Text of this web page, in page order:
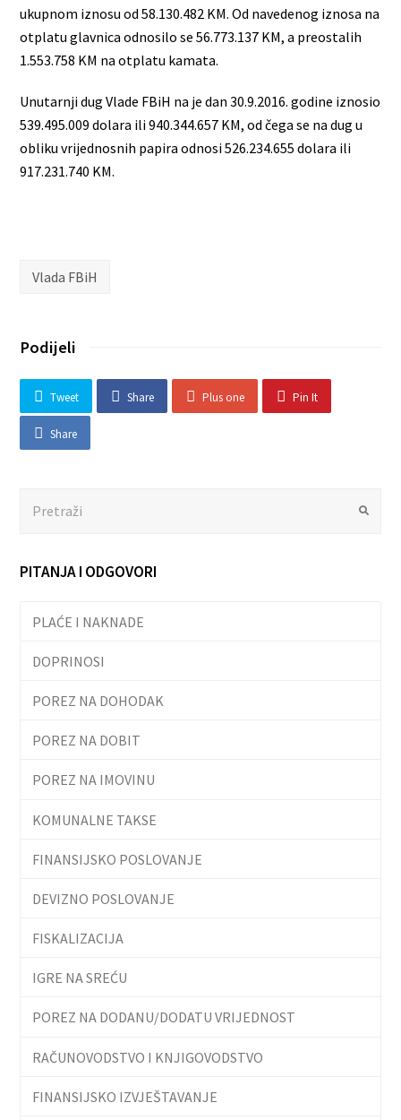
ukupnom iznosu od 58.130.482 KM. Od navedenog iznosa na
otplatu glavnica odnosilo se 56.773.137 KM, a preostalih
1.553.758 KM na otplatu kamata.
Unutarnji dug Vlade FBiH na je dan 30.9.2016. godine iznosio
539.495.009 dolara ili 940.344.657 KM, od čega se na dug u
obliku vrijednosnih papira odnosi 526.234.655 dolara ili
917.231.740 KM.
Vlada FBiH
Podijeli
Tweet Share Plus one Pin It
Share
Submit
PITANJA I ODGOVORI
PLAĆE I NAKNADE
DOPRINOSI
POREZ NA DOHODAK
POREZ NA DOBIT
POREZ NA IMOVINU
KOMUNALNE TAKSE
FINANSIJSKO POSLOVANJE
DEVIZNO POSLOVANJE
FISKALIZACIJA
IGRE NA SREĆU
POREZ NA DODANU/DODATU VRIJEDNOST
RAČUNOVODSTVO I KNJIGOVODSTVO
FINANSIJSKO IZVJEŠTAVANJE